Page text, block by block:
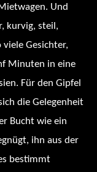
Und
kurvig, steil,
Gesichter,
Minuten in eine
Für den Gipfel
die Gelegenheit
Bucht wie ein
ihn aus der
bestimmt